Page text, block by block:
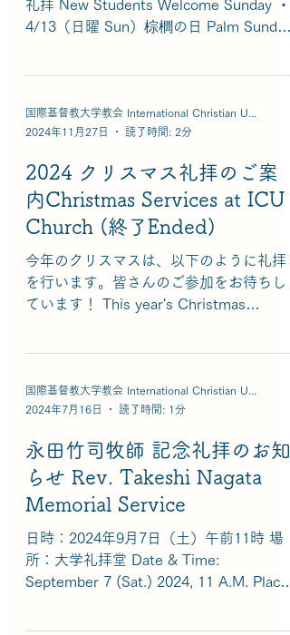
こちら オンデマンド配信：2025年12月
31日(水）午後7時まで No reservation
general public. All are welcome. This se
礼拝 New Students Welcome Sunday ・
4/13（日曜 Sun）棕櫚の日 Palm Sunday
2024年11月27日
読了時間: 2分
2024 クリスマス礼拝のご案
内Christmas Services at ICU
Church (終了Ended)
今年のクリスマスは、以下のように礼拝
を行います。皆さんのご参加をお待ちし
ています！ This year's Christmas
2024年7月16日
読了時間: 1分
永田竹司牧師 記念礼拝のお知
らせ Rev. Takeshi Nagata
Memorial Service
日時：2024年9月7日（土）午前11時 場
所：大学礼拝堂 Date & Time:
September 7 (Sat.) 2024, 11 A.M. Place: